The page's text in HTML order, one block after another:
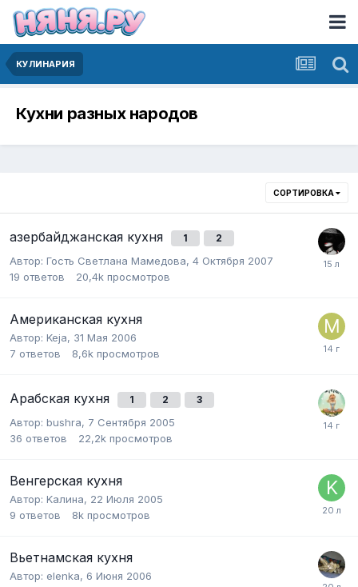
КУЛИНАРИЯ
Кухни разных народов
СОРТИРОВКА
азербайджанская кухня 1 2
Автор: Гость Светлана Мамедова, 4 Октября 2007
19 ответов 20,4k просмотров
Американская кухня
Автор: Keja, 31 Мая 2006
7 ответов 8,6k просмотров
Арабская кухня 1 2 3
Автор: bushra, 7 Сентября 2005
36 ответов 22,2k просмотров
Венгерская кухня
Автор: Kалина, 22 Июля 2005
9 ответов 8k просмотров
Вьетнамская кухня
Автор: elenka, 6 Июня 2006